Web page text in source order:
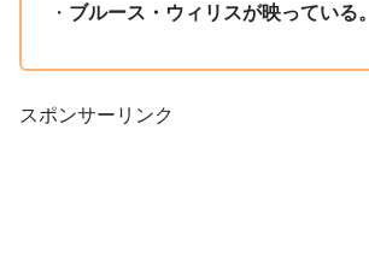
・ ブルース・ウィリスが映っている。
スポンサーリンク